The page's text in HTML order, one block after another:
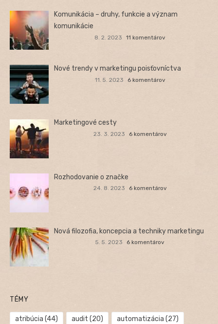
Komunikácia – druhy, funkcie a význam
komunikácie
8. 2. 2023 11 komentárov
Nové trendy v marketingu poisťovníctva
11. 5. 2023 6 komentárov
Marketingové cesty
23. 3. 2023 6 komentárov
Rozhodovanie o značke
24. 8. 2023 6 komentárov
Nová filozofia, koncepcia a techniky marketingu
5. 5. 2023 6 komentárov
TÉMY
atribúcia (44) audit (20) automatizácia (27)